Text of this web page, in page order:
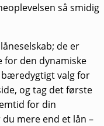
så smidig
de er
for den dynamiske
valg for
og tag det første
for din
mere end et lån –